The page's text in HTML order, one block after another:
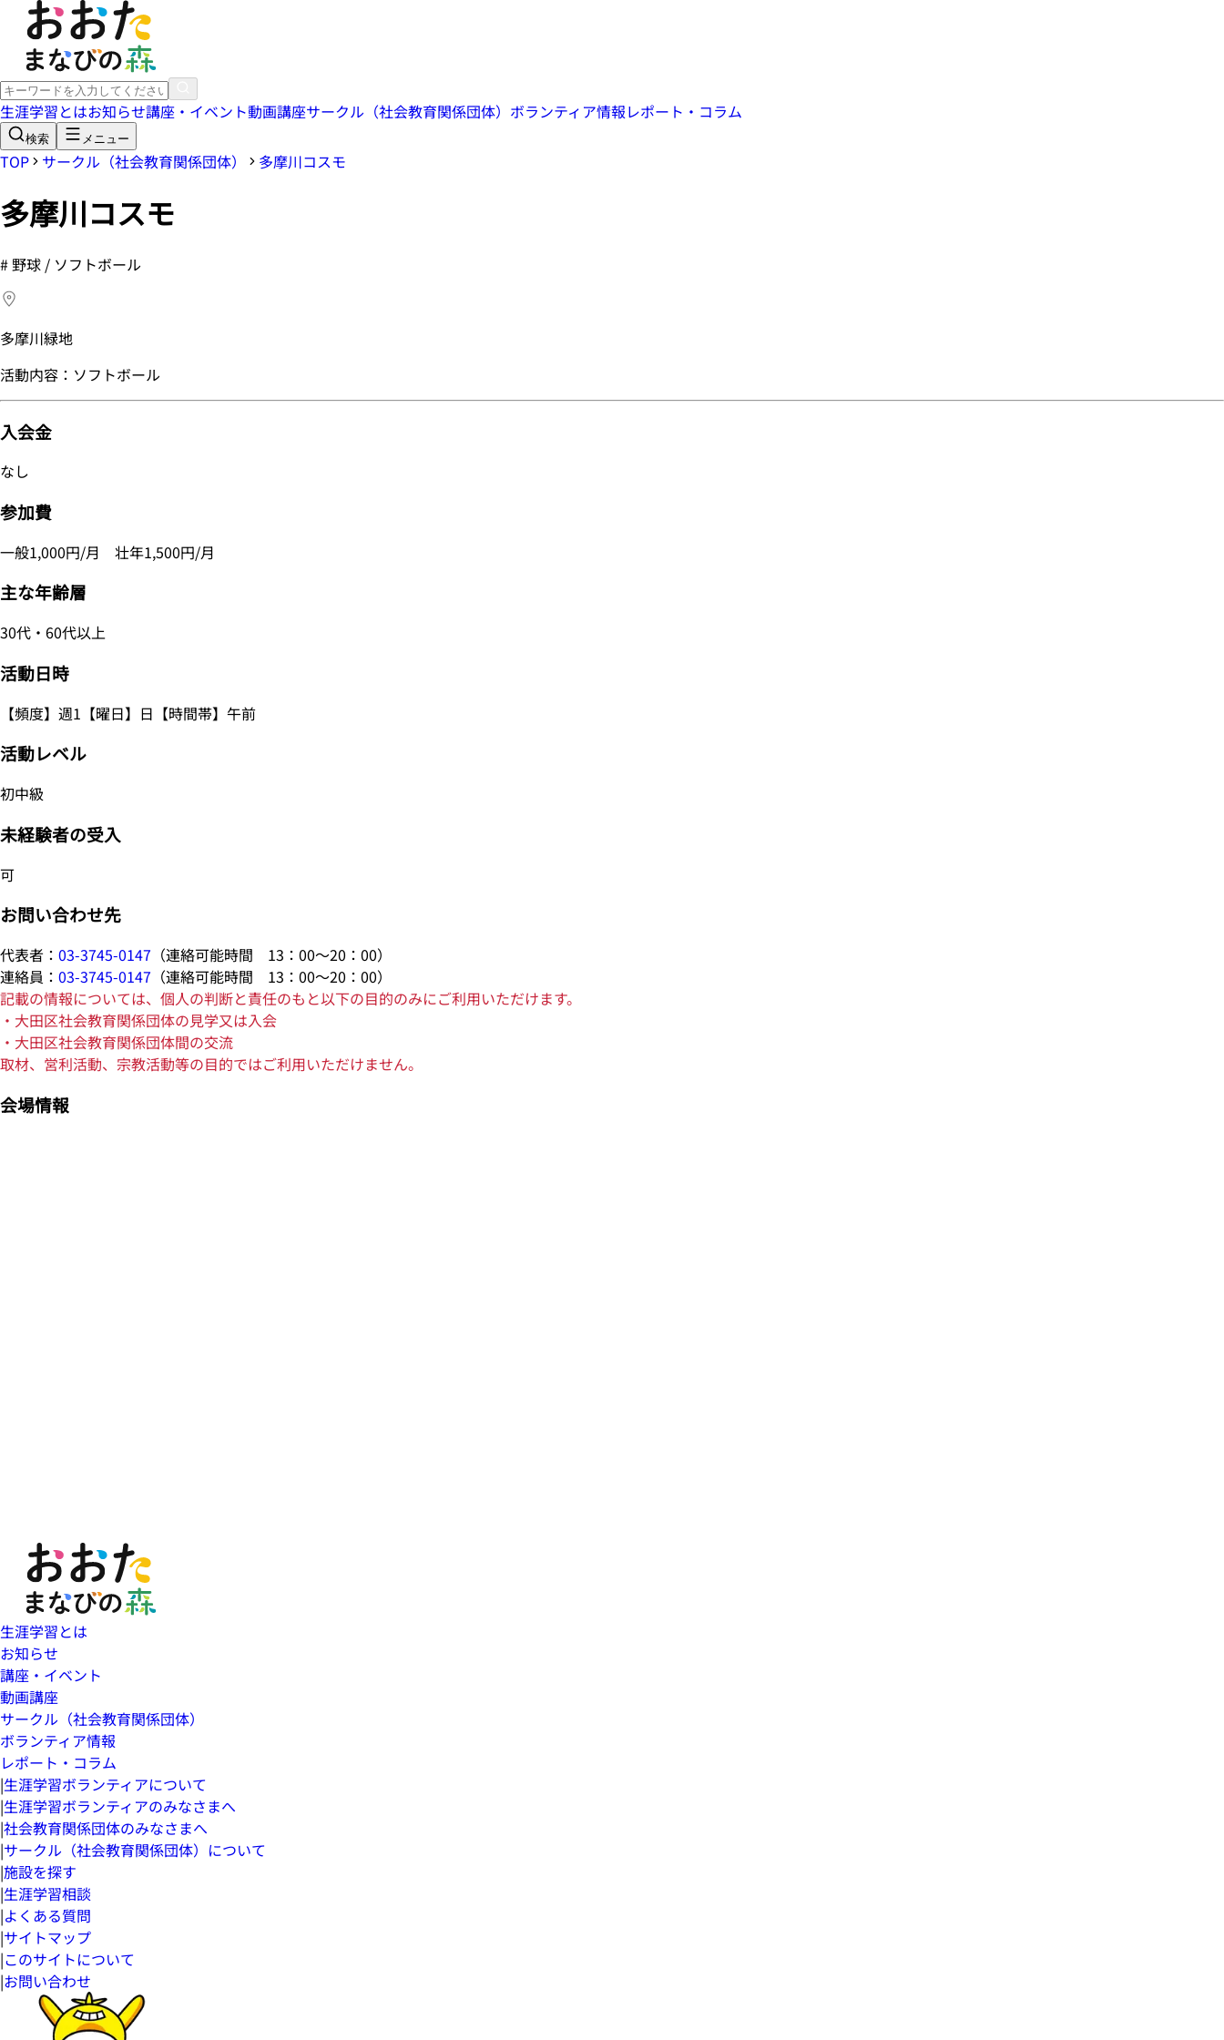
生涯学習とはお知らせ講座・イベント動画講座サークル（社会教育関係団体） ボランティア情報レポート・コラム
検索 メニュー
TOP サークル（社会教育関係団体） 多摩川コスモ
多摩川コスモ
#野球 / ソフトボール
多摩川緑地
活動内容：ソフトボール
入会金
なし
参加費
一般1,000円/月 壮年1,500円/月
主な年齢層
30代・60代以上
活動日時
【頻度】週1【曜日】日【時間帯】午前
活動レベル
初中級
未経験者の受入
可
お問い合わせ先
代表者： 03-3745-0147 （連絡可能時間 13：00～20：00）
連絡員： 03-3745-0147 （連絡可能時間 13：00～20：00）
記載の情報については、個人の判断と責任のもと以下の目的のみにご利用いただけます。
・大田区社会教育関係団体の見学又は入会
・大田区社会教育関係団体間の交流
取材、営利活動、宗教活動等の目的ではご利用いただけません。
会場情報
生涯学習とは
お知らせ
講座・イベント
動画講座
サークル（社会教育関係団体）
ボランティア情報
レポート・コラム
|生涯学習ボランティアについて
|生涯学習ボランティアのみなさまへ
|社会教育関係団体のみなさまへ
|サークル（社会教育関係団体）について
|施設を探す
|生涯学習相談
|よくある質問
|サイトマップ
|このサイトについて
|お問い合わせ